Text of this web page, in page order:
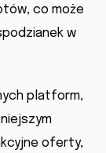
co może
w
platform,
oferty,